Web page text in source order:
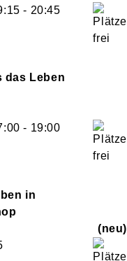
- 20:45
das Leben
- 19:00
in
neu